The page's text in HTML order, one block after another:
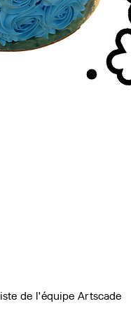
de l'équipe Artscade